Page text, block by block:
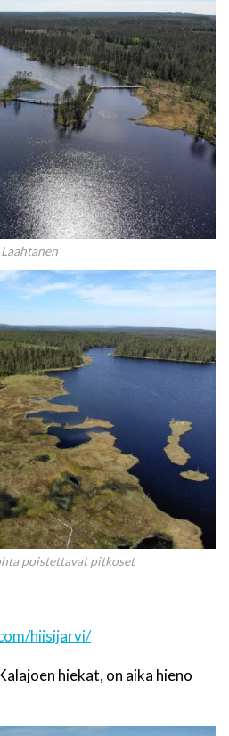
Laahtanen
poistettavat pitkoset
hiisijarvi/
hiekat, on aika hieno